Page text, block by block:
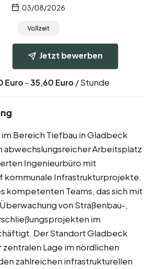
03/08/2026
Vollzeit
Jetzt bewerben
Euro -35,60 Euro / Stunde
im Bereich Tiefbau in Gladbeck
abwechslungsreicher Arbeitsplatz
Ingenieurbüro mit
kommunale Infrastrukturprojekte.
kompetenten Teams, das sich mit
von Straßenbau-,
im
Der Standort Gladbeck
Lage im nördlichen
zahlreichen infrastrukturellen